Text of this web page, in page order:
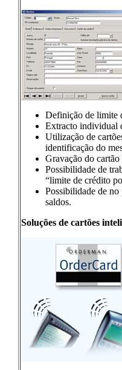
Definição de limite
Extracto individual
Utilização de
identificação do
Gravação do
Possibilidade de
“limite de crédito
Possibilidade de no
saldos.
Soluções de cartões